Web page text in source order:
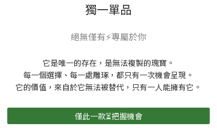
獨一單品
絕無僅有⚡專屬於你
它是唯一的存在，是無法複製的瑰寶。
每一個選擇、每一處雕琢，都只有一次機會呈現。
它的價值，來自於它無法被替代，只有一人能擁有它。
僅此一款⏳把握機會